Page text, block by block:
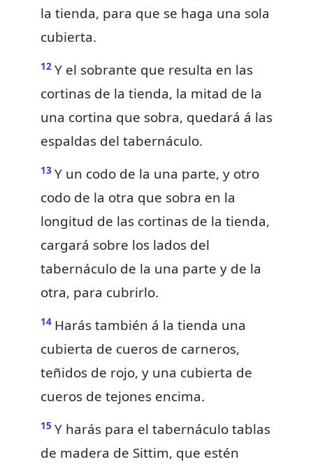
la tienda, para que se haga una sola
cubierta.
12 Y el sobrante que resulta en las
cortinas de la tienda, la mitad de la
una cortina que sobra, quedará á las
espaldas del tabernáculo.
13 Y un codo de la una parte, y otro
codo de la otra que sobra en la
longitud de las cortinas de la tienda,
cargará sobre los lados del
tabernáculo de la una parte y de la
otra, para cubrirlo.
14 Harás también á la tienda una
cubierta de cueros de carneros,
teñidos de rojo, y una cubierta de
cueros de tejones encima.
15 Y harás para el tabernáculo tablas
de madera de Sittim, que estén